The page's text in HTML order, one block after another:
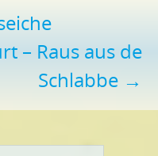
– Raus aus de
Schlabbe →